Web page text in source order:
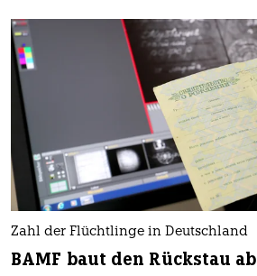
Zahl der Flüchtlinge in Deutschland
BAMF baut den Rückstau ab